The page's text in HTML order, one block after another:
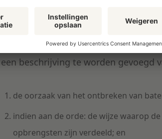
de turboliquidatie. Zo moet de
en een
staat van baten en lastenmet
eventueel het voorafgaande
een beschrijving te worden gevoegd
de oorzaak van het ontbreken van
indien aan de orde: de wijze waarop
opbrengsten zijn verdeeld; en